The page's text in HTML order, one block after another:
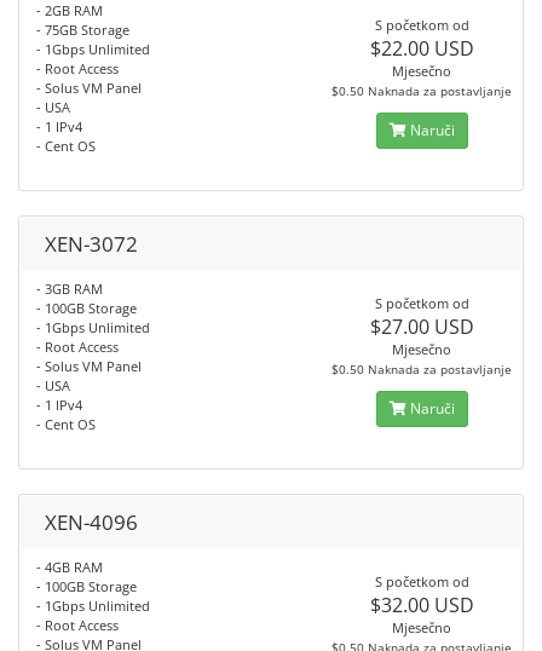
- 2GB RAM
- 75GB Storage
- 1Gbps Unlimited
- Root Access
- Solus VM Panel
- USA
- 1 IPv4
- Cent OS
S početkom od
$22.00 USD
Mjesečno
$0.50 Naknada za postavljanje
Naruči
XEN-3072
- 3GB RAM
- 100GB Storage
- 1Gbps Unlimited
- Root Access
- Solus VM Panel
- USA
- 1 IPv4
- Cent OS
S početkom od
$27.00 USD
Mjesečno
$0.50 Naknada za postavljanje
Naruči
XEN-4096
- 4GB RAM
- 100GB Storage
- 1Gbps Unlimited
- Root Access
- Solus VM Panel
S početkom od
$32.00 USD
Mjesečno